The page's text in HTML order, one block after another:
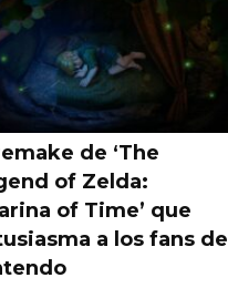
de ‘The
of Zelda:
of Time’ que
a los fans de